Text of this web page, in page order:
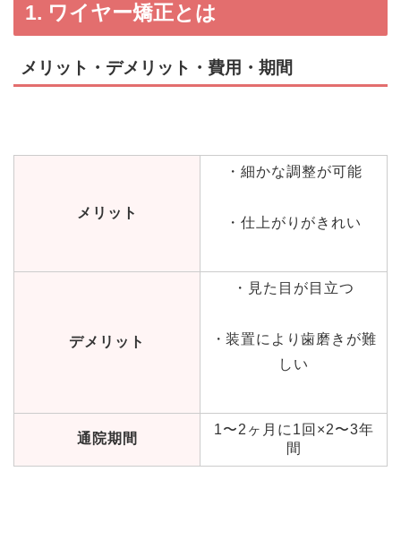
1. ワイヤー矯正とは
メリット・デメリット・費用・期間
メリット
・細かな調整が可能
・仕上がりがきれい
デメリット
・見た目が目立つ
・装置により歯磨きが難
しい
通院期間
1〜2ヶ月に1回×2〜3年
間